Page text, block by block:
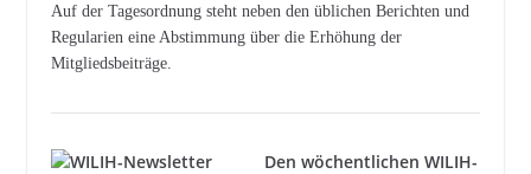
Auf der Tagesordnung steht neben den üblichen Berichten und
Regularien eine Abstimmung über die Erhöhung der
Mitgliedsbeiträge.
Den wöchentlichen WILIH-